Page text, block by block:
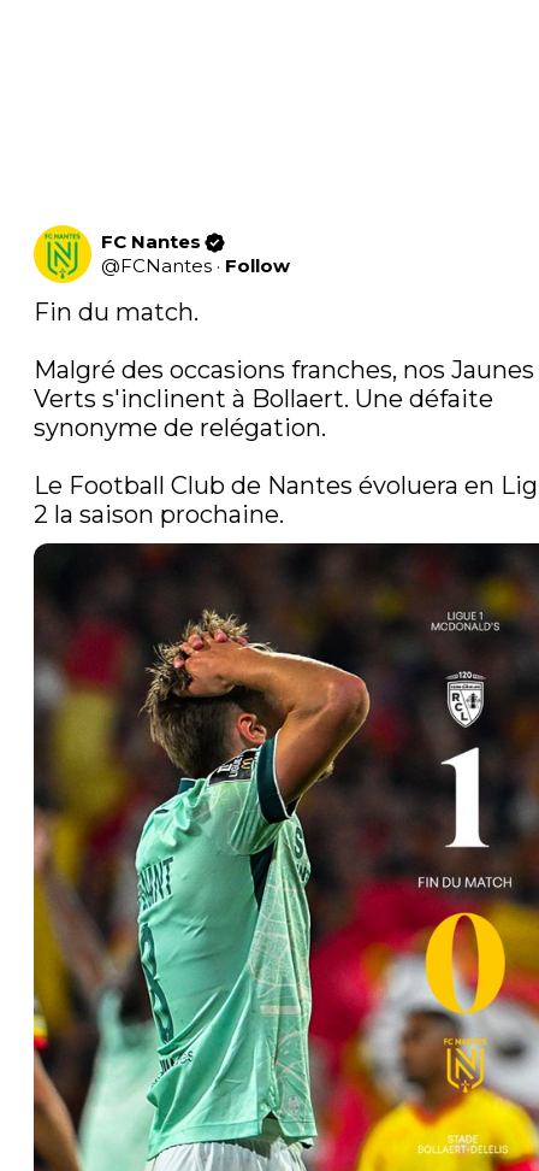
FC Nantes
@FCNantes · Follow
Fin du match.
Malgré des occasions franches, nos
Verts s'inclinent à Bollaert. Une défaite
synonyme de relégation.
Le Football Club de Nantes évoluera en
2 la saison prochaine.